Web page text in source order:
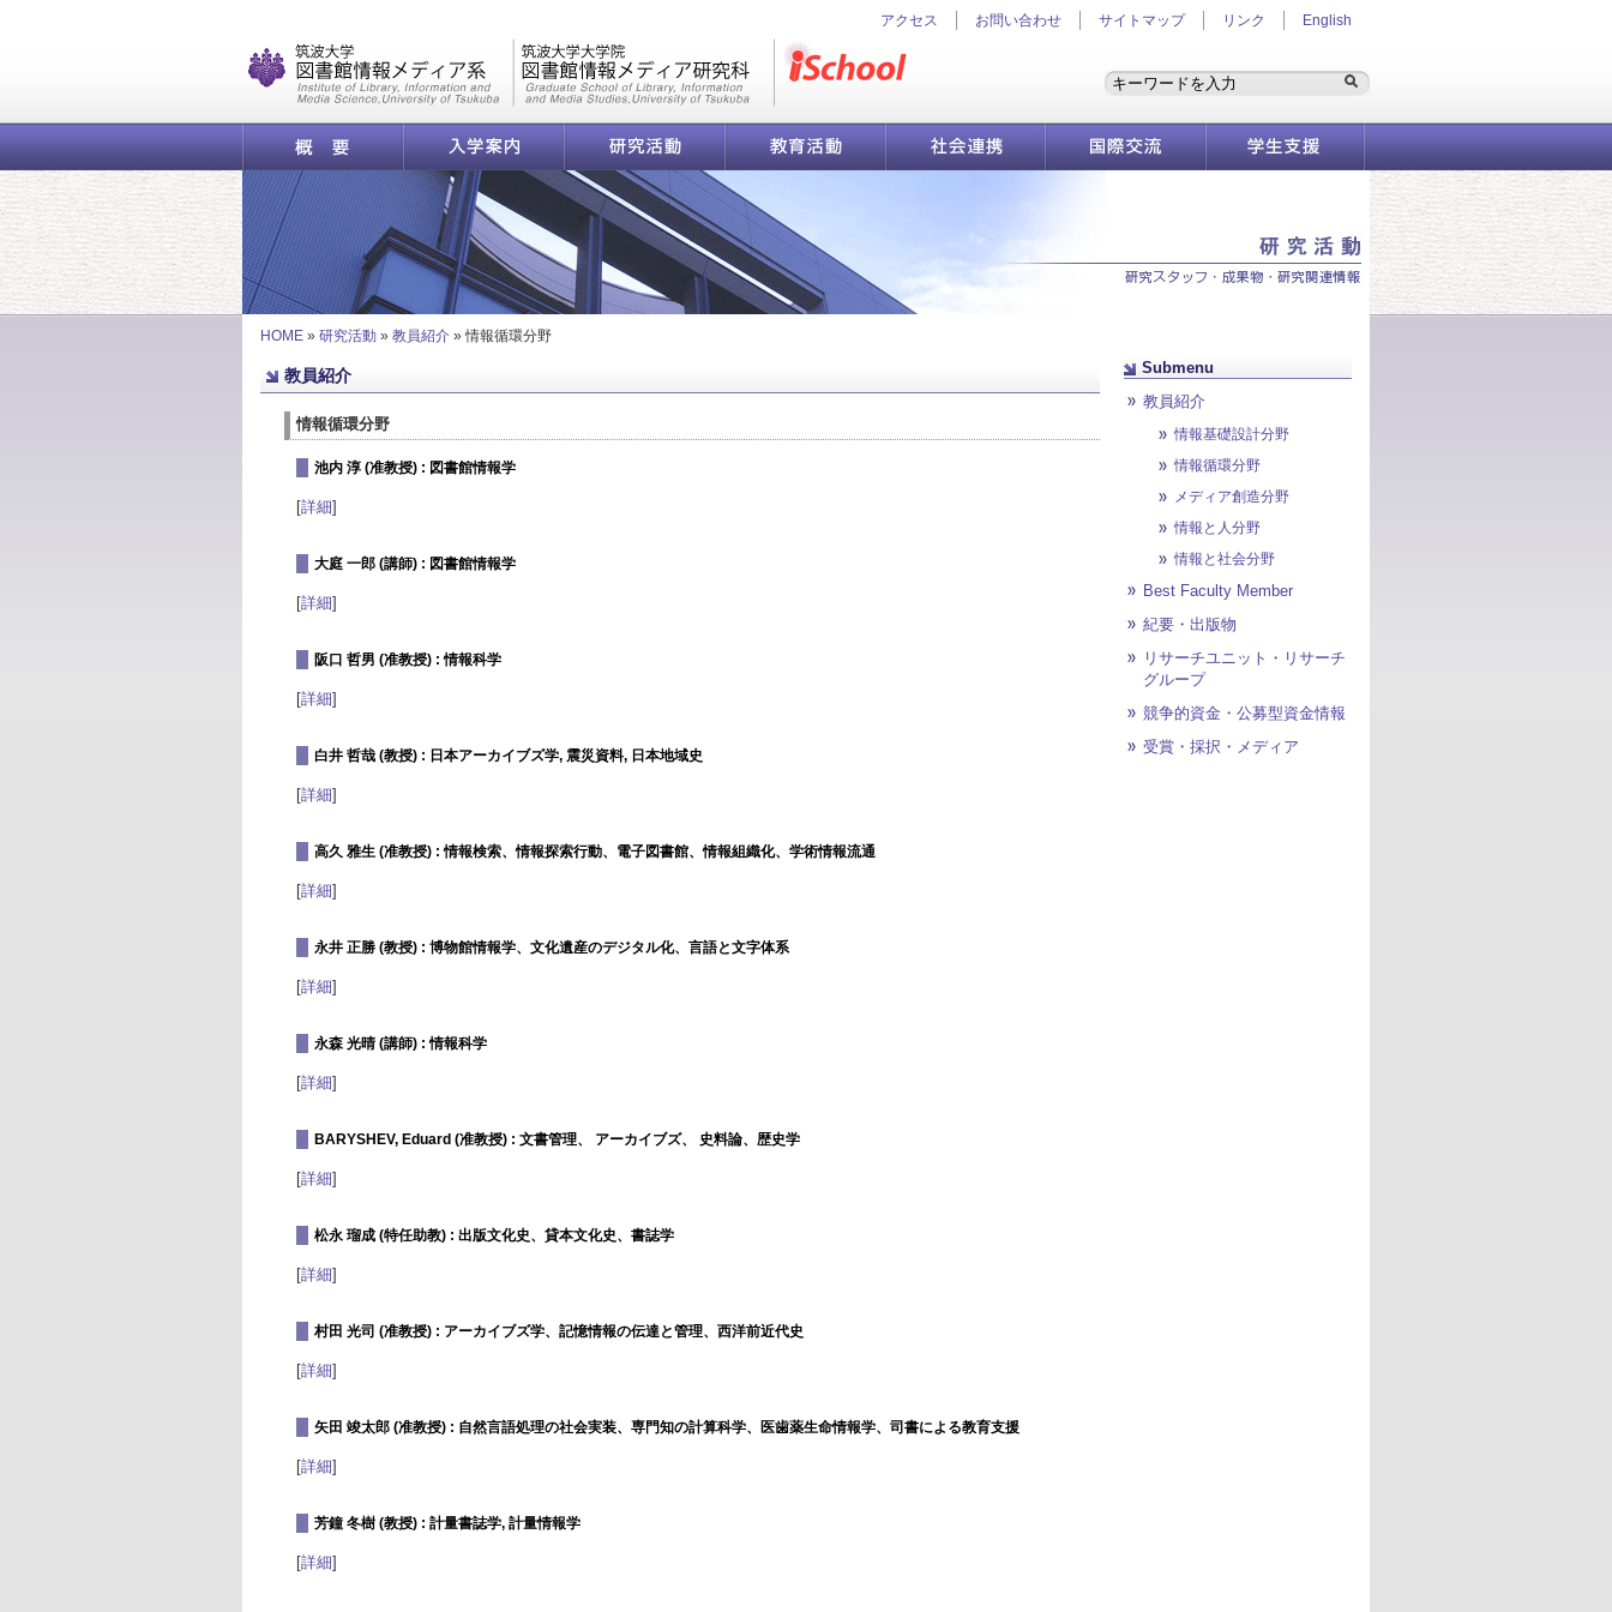
アクセス お問い合わせ サイトマップ リンク English
概要 入学案内 研究活動
情報循環分野 | 筑波大学 図書館情報メディア系／図書館情報メディア研究科
HOME » 研究活動 » 教員紹介 »情報循環分野
教員紹介
情報循環分野
池内 淳 (准教授) : 図書館情報学
[詳細]
大庭 一郎 (講師) : 図書館情報学
[詳細]
阪口 哲男 (准教授) : 情報科学
[詳細]
白井 哲哉 (教授) : 日本アーカイブズ学, 震災資料, 日本地域史
[詳細]
高久 雅生 (准教授) : 情報検索、情報探索行動、電子図書館、情報組織化、学術情報流通
[詳細]
永井 正勝 (教授) : 博物館情報学、文化遺産のデジタル化、言語と文字体系
[詳細]
永森 光晴 (講師) : 情報科学
[詳細]
BARYSHEV, Eduard (准教授) : 文書管理、 アーカイブズ、 史料論、歴史学
[詳細]
松永 瑠成 (特任助教) : 出版文化史、貸本文化史、書誌学
[詳細]
村田 光司 (准教授) : アーカイブズ学、記憶情報の伝達と管理、西洋前近代史
[詳細]
矢田 竣太郎 (准教授) : 自然言語処理の社会実装、専門知の計算科学、医歯薬生命情報学、司書による教育支援
[詳細]
芳鐘 冬樹 (教授) : 計量書誌学, 計量情報学
[詳細]
Submenu
教員紹介
情報基礎設計分野
情報循環分野
メディア創造分野
情報と人分野
情報と社会分野
Best Faculty Member
紀要・出版物
リサーチユニット・リサーチ
グループ
競争的資金・公募型資金情報
受賞・採択・メディア